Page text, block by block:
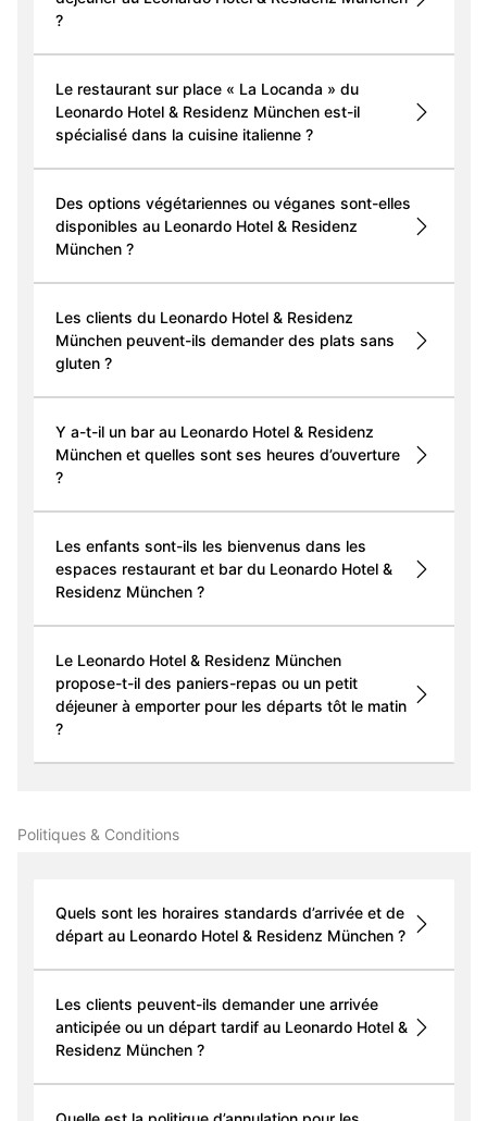
?
Le restaurant sur place « La Locanda » du
Leonardo Hotel & Residenz München est-il
spécialisé dans la cuisine italienne ?
Des options végétariennes ou véganes sont-elles
disponibles au Leonardo Hotel & Residenz
München ?
Les clients du Leonardo Hotel & Residenz
München peuvent-ils demander des plats sans
gluten ?
Y a-t-il un bar au Leonardo Hotel & Residenz
München et quelles sont ses heures d’ouverture
?
Les enfants sont-ils les bienvenus dans les
espaces restaurant et bar du Leonardo Hotel &
Residenz München ?
Le Leonardo Hotel & Residenz München
propose-t-il des paniers-repas ou un petit
déjeuner à emporter pour les départs tôt le matin
?
Politiques & Conditions
Quels sont les horaires standards d’arrivée et de
départ au Leonardo Hotel & Residenz München ?
Les clients peuvent-ils demander une arrivée
anticipée ou un départ tardif au Leonardo Hotel &
Residenz München ?